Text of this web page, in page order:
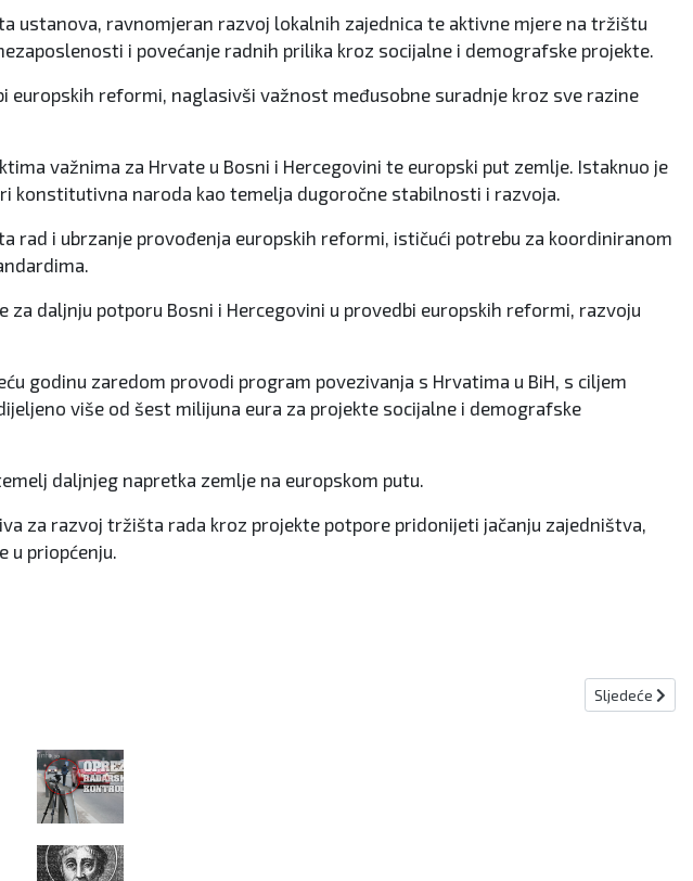
ustanova, ravnomjeran razvoj lokalnih zajednica te aktivne mjere na tržištu
i povećanje radnih prilika kroz socijalne i demografske projekte.
reformi, naglasivši važnost međusobne suradnje kroz sve razine
važnima za Hrvate u Bosni i Hercegovini te europski put zemlje. Istaknuo je
naroda kao temelja dugoročne stabilnosti i razvoja.
rad i ubrzanje provođenja europskih reformi, ističući potrebu za koordiniranom
daljnju potporu Bosni i Hercegovini u provedbi europskih reformi, razvoju
godinu zaredom provodi program povezivanja s Hrvatima u BiH, s ciljem
više od šest milijuna eura za projekte socijalne i demografske
daljnjeg napretka zemlje na europskom putu.
za razvoj tržišta rada kroz projekte potpore pridonijeti jačanju zajedništva,
priopćenju.
Sljedeći
Sljedeće